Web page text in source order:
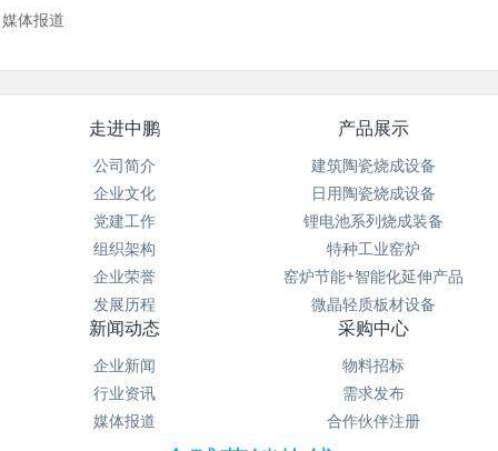
媒体报道
走进中鹏
公司简介
企业文化
党建工作
组织架构
企业荣誉
发展历程
产品展示
建筑陶瓷烧成设备
日用陶瓷烧成设备
锂电池系列烧成装备
特种工业窑炉
窑炉节能+智能化延伸产品
微晶轻质板材设备
新闻动态
企业新闻
行业资讯
媒体报道
采购中心
物料招标
需求发布
合作伙伴注册